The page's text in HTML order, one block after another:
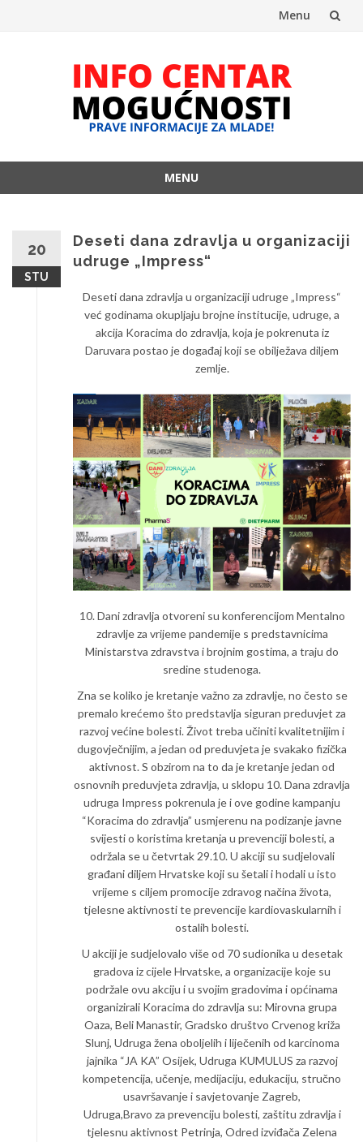
Menu
MENU
20
STU
Deseti dana zdravlja u organizaciji
udruge „Impress“
Deseti dana zdravlja u organizaciji udruge „Impress“
već godinama okupljaju brojne institucije, udruge, a
akcija Koracima do zdravlja, koja je pokrenuta iz
Daruvara postao je događaj koji se obilježava diljem
zemlje.
10. Dani zdravlja otvoreni su konferencijom Mentalno
zdravlje za vrijeme pandemije s predstavnicima
Ministarstva zdravstva i brojnim gostima, a traju do
sredine studenoga.
Zna se koliko je kretanje važno za zdravlje, no često se
premalo krećemo što predstavlja siguran preduvjet za
razvoj većine bolesti. Život treba učiniti kvalitetnijim i
dugovječnijim, a jedan od preduvjeta je svakako fizička
aktivnost. S obzirom na to da je kretanje jedan od
osnovnih preduvjeta zdravlja, u sklopu 10. Dana zdravlja
udruga Impress pokrenula je i ove godine kampanju
“Koracima do zdravlja” usmjerenu na podizanje javne
svijesti o koristima kretanja u prevenciji bolesti, a
održala se u četvrtak 29.10. U akciji su sudjelovali
građani diljem Hrvatske koji su šetali i hodali u isto
vrijeme s ciljem promocije zdravog načina života,
tjelesne aktivnosti te prevencije kardiovaskularnih i
ostalih bolesti.
U akciji je sudjelovalo više od 70 sudionika u desetak
gradova iz cijele Hrvatske, a organizacije koje su
podržale ovu akciju i u svojim gradovima i općinama
organizirali Koracima do zdravlja su: Mirovna grupa
Oaza, Beli Manastir, Gradsko društvo Crvenog križa
Slunj, Udruga žena oboljelih i liječenih od karcinoma
jajnika “JA KA” Osijek, Udruga KUMULUS za razvoj
kompetencija, učenje, medijaciju, edukaciju, stručno
usavršavanje i savjetovanje Zagreb,
Udruga,Bravo za prevenciju bolesti, zaštitu zdravlja i
tjelesnu aktivnost Petrinja, Odred izviđača Zelena